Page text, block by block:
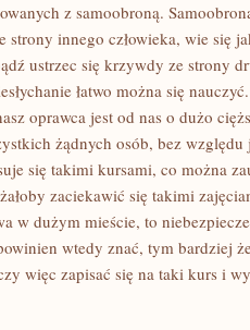
z samoobroną.
strony innego człowieka, wie się
ustrzec się krzywdy ze strony
łatwo można się
oprawca jest od nas o dużo
żądnych osób, bez
się takimi kursami, co można
zaciekawić się takimi
w dużym mieście, to
wtedy znać, tym bardziej
więc zapisać się na taki kurs i